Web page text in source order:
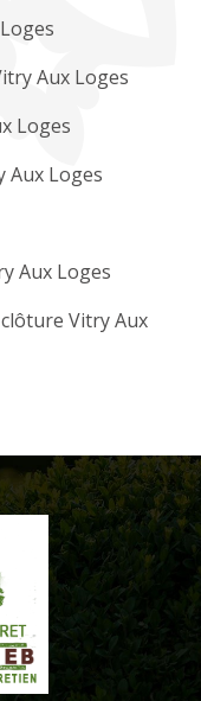
Aux Loges
Loges
Aux Loges
Aux Loges
Vitry Aux